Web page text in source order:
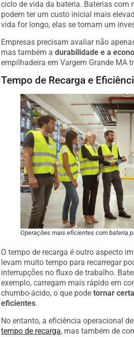
ciclo de vida da bateria. Baterias com
podem ter um custo inicial mais
vida for longo, elas se tornam um
Empresas precisam avaliar não
mas também adurabilidade e a
empilhadeira em Vargem Grande MA
Tempo de Recarga e
Operações mais eficientes com bateria
O tempo de recarga é outro aspecto
levam muito tempo para recarregar
interrupções no fluxo de trabalho.
exemplo, carregam mais rápido em
chumbo-ácido, o que podetornar
eficientes.
No entanto, a eficiência operacional
tempo de recarga, mas também de